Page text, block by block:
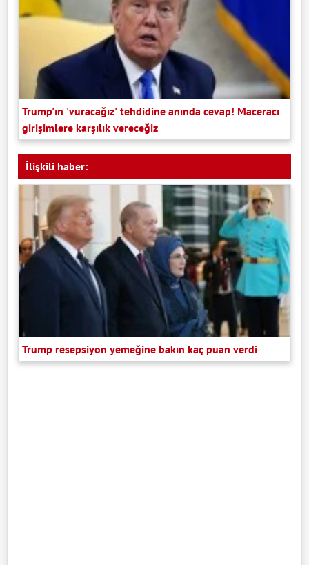
Trump'ın 'vuracağız' tehdidine anında cevap! Maceracı
girişimlere karşılık vereceğiz
İlişkili haber:
Trump resepsiyon yemeğine bakın kaç puan verdi